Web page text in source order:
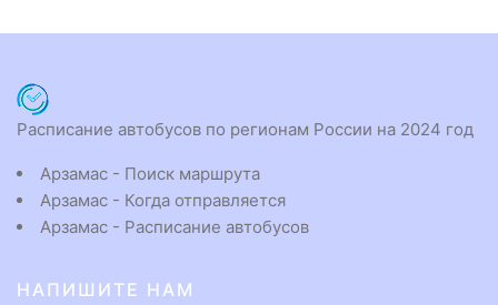
Расписание автобусов по регионам России на 2024 год
Арзамас - Поиск маршрута
Арзамас - Когда отправляется
Арзамас - Расписание автобусов
НАПИШИТЕ НАМ